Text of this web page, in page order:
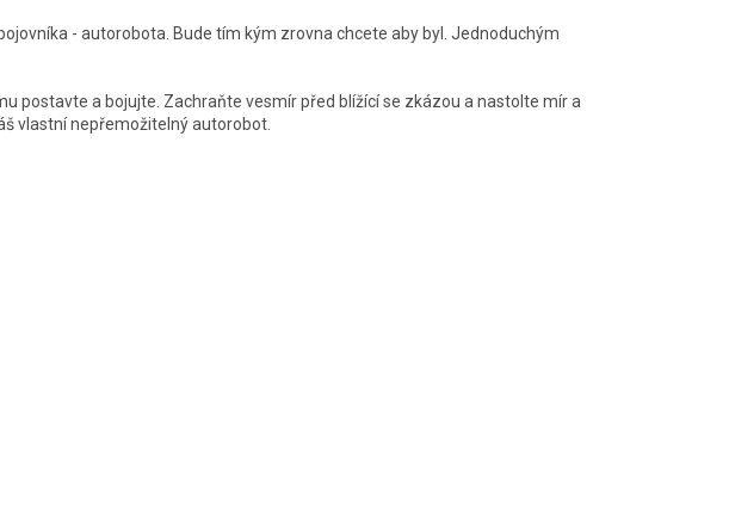
- autorobota. Bude tím kým zrovna chcete aby byl. Jednoduchým
postavte a bojujte. Zachraňte vesmír před blížící se zkázou a nastolte mír a
vlastní nepřemožitelný autorobot.